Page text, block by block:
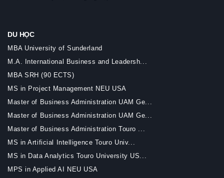
DU HỌC
MBA University of Sunderland
M.A. International Business and Leadersh...
MBA SRH (90 ECTS)
MS in Project Management NEU USA
Master of Business Administration UAM Ge...
Master of Business Administration UAM Ge...
Master of Business Administration Touro ...
MS in Artificial Intelligence Touro Univ...
MS in Data Analytics Touro University US...
MPS in Applied AI NEU USA